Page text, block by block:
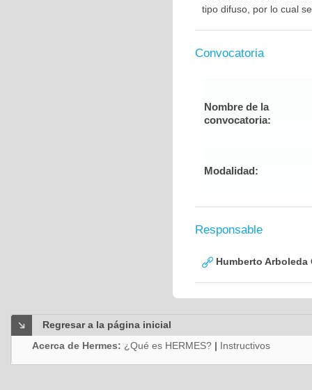
tipo difuso, por lo cual
Convocatoria
Nombre de la
convocatoria:
Modalidad:
Responsable
Humberto Arboleda
Regresar a la página inicial
Acerca de Hermes: ¿Qué es HERMES? | Instructivos